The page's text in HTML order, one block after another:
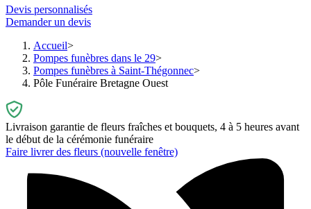
Devis personnalisés
Demander un devis
Accueil
Pompes funèbres dans le 29
Pompes funèbres à Saint-Thégonnec
Pôle Funéraire Bretagne Ouest
Livraison garantie de fleurs fraîches et bouquets, 4 à 5 heures avant
le début de la cérémonie funéraire
Faire livrer des fleurs (nouvelle fenêtre)